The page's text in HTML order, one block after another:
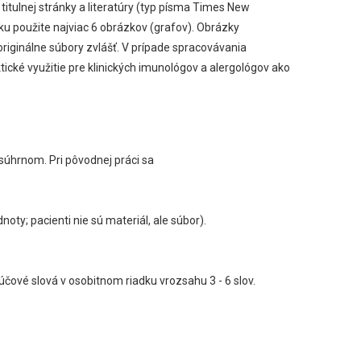
stránky a literatúry (typ písma Times New
použite najviac 6 obrázkov (grafov). Obrázky
súbory zvlášť. V prípade spracovávania
využitie pre klinických imunológov a alergológov ako
Pri pôvodnej práci sa
pacienti nie sú materiál, ale súbor).
slová v osobitnom riadku vrozsahu 3 - 6 slov.